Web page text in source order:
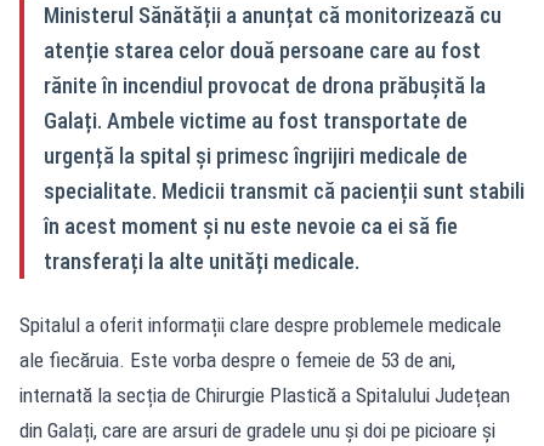
Ministerul Sănătății a anunțat că monitorizează cu
atenție starea celor două persoane care au fost
rănite în incendiul provocat de drona prăbușită la
Galați. Ambele victime au fost transportate de
urgență la spital și primesc îngrijiri medicale de
specialitate. Medicii transmit că pacienții sunt stabili
în acest moment și nu este nevoie ca ei să fie
transferați la alte unități medicale.
Spitalul a oferit informații clare despre problemele medicale
ale fiecăruia. Este vorba despre o femeie de 53 de ani,
internată la secția de Chirurgie Plastică a Spitalului Județean
din Galați, care are arsuri de gradele unu și doi pe picioare și